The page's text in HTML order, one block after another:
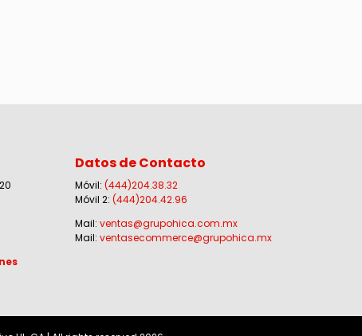
Datos de Contacto
Móvil: (444)204.38.32
Móvil 2: (444)204.42.96
Mail: ventas@grupohica.com.mx
Mail: ventasecommerce@grupohica.mx